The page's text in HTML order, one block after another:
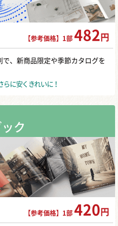
【参考価格】1部 482 円
、新商品限定や季節カタログを
らに安くきれいに！
ク
【参考価格】1部 420 円